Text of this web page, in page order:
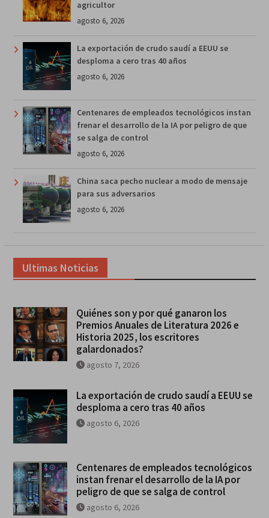
agricultor
agosto 6, 2026
La exportación de crudo saudí a EEUU se
desploma a cero tras 40 años
agosto 6, 2026
Centenares de empleados tecnológicos instan
frenar el desarrollo de la IA por peligro de que
se salga de control
agosto 6, 2026
China saca pecho nuclear a modo de mensaje
para sus adversarios
agosto 6, 2026
Ultimas Noticias
Quiénes son y por qué ganaron los
Premios Anuales de Literatura 2026 e
Historia 2025, los escritores
galardonados?
agosto 7, 2026
La exportación de crudo saudí a EEUU se
desploma a cero tras 40 años
agosto 6, 2026
Centenares de empleados tecnológicos
instan frenar el desarrollo de la IA por
peligro de que se salga de control
agosto 6, 2026